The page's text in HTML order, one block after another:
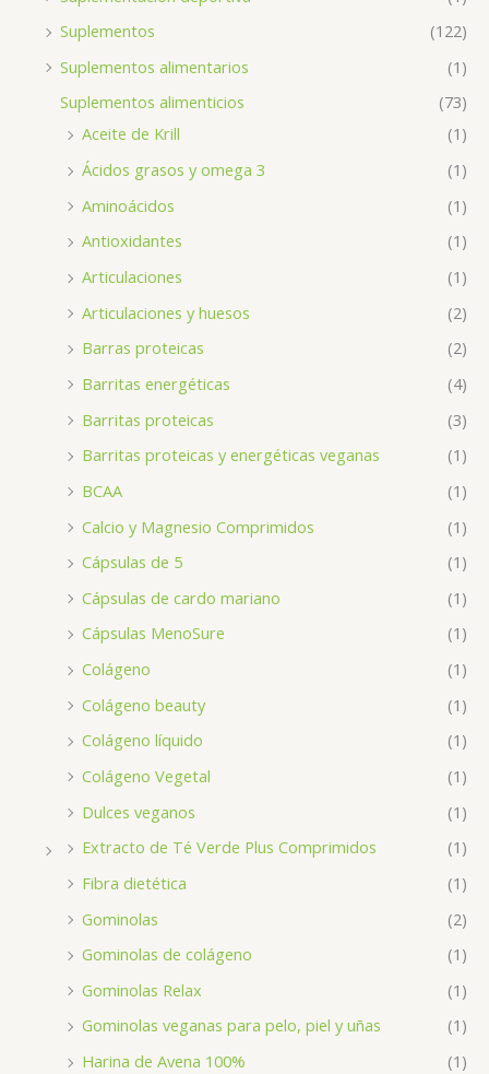
Suplementos
(122)
Suplementos alimentarios
(1)
Suplementos alimenticios
(73)
Aceite de Krill
(1)
Ácidos grasos y omega 3
(1)
Aminoácidos
(1)
Antioxidantes
(1)
Articulaciones
(1)
Articulaciones y huesos
(2)
Barras proteicas
(2)
Barritas energéticas
(4)
Barritas proteicas
(3)
Barritas proteicas y energéticas veganas
(1)
BCAA
(1)
Calcio y Magnesio Comprimidos
(1)
Cápsulas de 5
(1)
Cápsulas de cardo mariano
(1)
Cápsulas MenoSure
(1)
Colágeno
(1)
Colágeno beauty
(1)
Colágeno líquido
(1)
Colágeno Vegetal
(1)
Dulces veganos
(1)
Extracto de Té Verde Plus Comprimidos
(1)
Fibra dietética
(1)
Gominolas
(2)
Gominolas de colágeno
(1)
Gominolas Relax
(1)
Gominolas veganas para pelo, piel y uñas
(1)
Harina de Avena 100%
(1)